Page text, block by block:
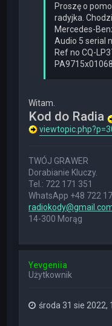
Proszę o
radyjka.
Mercedes-
Audio 5 serial
Ref no CQ-
Witam.
Kod do Radia
TWÓJ GRAWER
Dorabianie Kluczy.
Tel.: 722 171 351
WhatsApp +48 722
14-300 Morąg
Yevgeniia
Użytkownik
środa 31 sie 2022,